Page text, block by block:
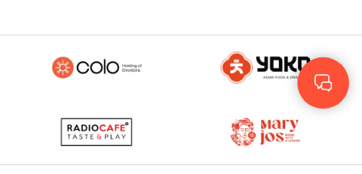
Rus